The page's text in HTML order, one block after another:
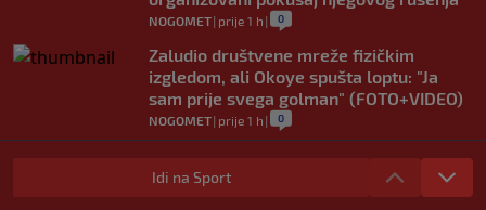
NOGOMET| prije 1 h | 0
Zaludio društvene mreže fizičkim
izgledom, ali Okoye spušta loptu: "Ja
sam prije svega golman" (FOTO+VIDEO)
NOGOMET| prije 1 h | 0
Japanac šetao Baščaršijom pa slučajno
sreo legendu Galatasaraya: Nije znao ko
Idi na Sport